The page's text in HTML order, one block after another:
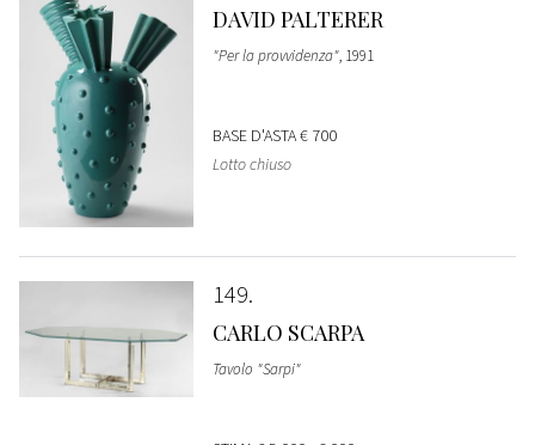
DAVID PALTERER
"Per la provvidenza", 1991
BASE D'ASTA€ 700
Lotto chiuso
149
CARLO SCARPA
Tavolo "Sarpi"